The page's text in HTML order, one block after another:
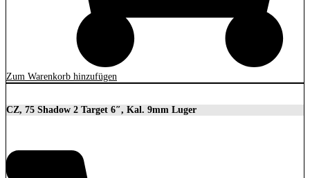
Zum Warenkorb hinzufügen
CZ, 75 Shadow 2 Target 6″, Kal. 9mm Luger